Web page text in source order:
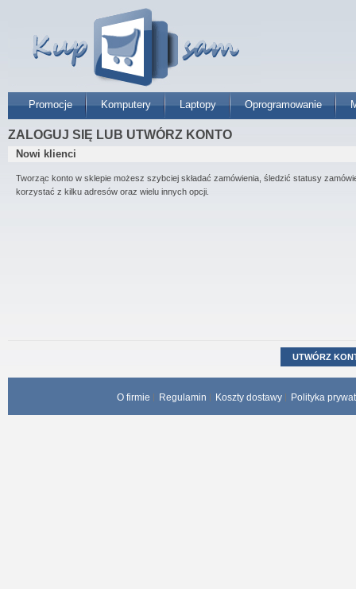
Promocje Komputery Laptopy Oprogramowanie
ZALOGUJ SIĘ LUB UTWÓRZ KONTO
Nowi klienci
Tworząc konto w sklepie możesz szybciej składać zamówienia, śledzić statusy
korzystać z kilku adresów oraz wielu innych opcji.
UTWÓRZ
O firmie Regulamin Koszty dostawy Polityka